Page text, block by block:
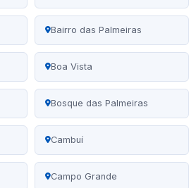
Bairro das Palmeiras
Boa Vista
Bosque das Palmeiras
Cambuí
Campo Grande